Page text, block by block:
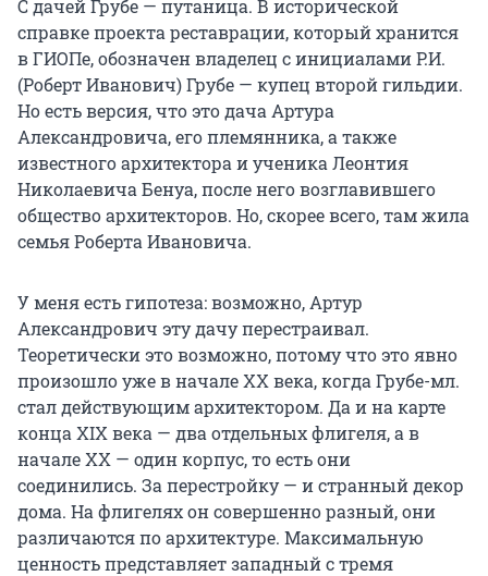
С дачей Грубе — путаница. В исторической
справке проекта реставрации, который хранится
в ГИОПе, обозначен владелец с инициалами Р.И.
(Роберт Иванович) Грубе — купец второй гильдии.
Но есть версия, что это дача Артура
Александровича, его племянника, а также
известного архитектора и ученика Леонтия
Николаевича Бенуа, после него возглавившего
общество архитекторов. Но, скорее всего, там жила
семья Роберта Ивановича.
У меня есть гипотеза: возможно, Артур
Александрович эту дачу перестраивал.
Теоретически это возможно, потому что это явно
произошло уже в начале XX века, когда Грубе-мл.
стал действующим архитектором. Да и на карте
конца XIX века — два отдельных флигеля, а в
начале XX — один корпус, то есть они
соединились. За перестройку — и странный декор
дома. На флигелях он совершенно разный, они
различаются по архитектуре. Максимальную
ценность представляет западный с тремя